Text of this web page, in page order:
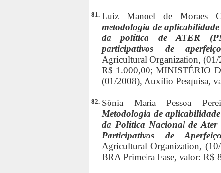
81. Luiz Manoel de Moraes
metodologia de
da política de ATER
participativos de
Agricultural Organization,
R$ 1.000,00; MINISTÉRIO
(01/2008), Auxílio Pesquisa,
82. Sônia Maria Pessoa
Metodologia de
da Política Nacional de Ater
Participativos de
Agricultural Organization,
BRA Primeira Fase, valor: R$